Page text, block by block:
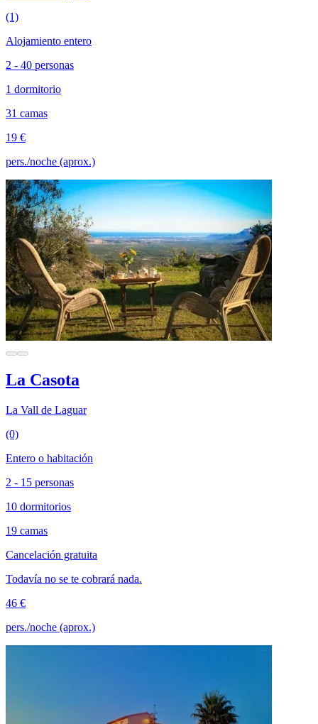
(1)
Alojamiento entero
2 - 40 personas
1 dormitorio
31 camas
19 €
pers./noche (aprox.)
La Casota
La Vall de Laguar
(0)
Entero o habitación
2 - 15 personas
10 dormitorios
19 camas
Cancelación gratuita
Todavía no se te cobrará nada.
46 €
pers./noche (aprox.)